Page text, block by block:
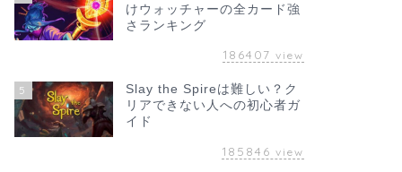
けウォッチャーの全カード強
さランキング
186407 view
5
Slay the Spireは難しい？ク
リアできない人への初心者ガ
イド
185846 view